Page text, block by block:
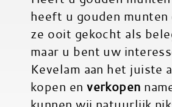
heeft u gouden
ze ooit gekocht als
maar u bent uw
Kevelam aan het juiste
kopen enverkopen